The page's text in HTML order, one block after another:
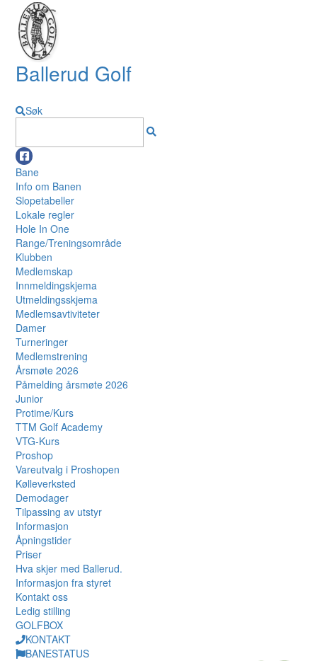
Ballerud Golf
Søk
Bane
Info om Banen
Slopetabeller
Lokale regler
Hole In One
Range/Treningsområde
Klubben
Medlemskap
Innmeldingskjema
Utmeldingsskjema
Medlemsavtiviteter
Damer
Turneringer
Medlemstrening
Årsmøte 2026
Påmelding årsmøte 2026
Junior
Protime/Kurs
TTM Golf Academy
VTG-Kurs
Proshop
Vareutvalg i Proshopen
Kølleverksted
Demodager
Tilpassing av utstyr
Informasjon
Åpningstider
Priser
Hva skjer med Ballerud.
Informasjon fra styret
Kontakt oss
Ledig stilling
GOLFBOX
KONTAKT
BANESTATUS